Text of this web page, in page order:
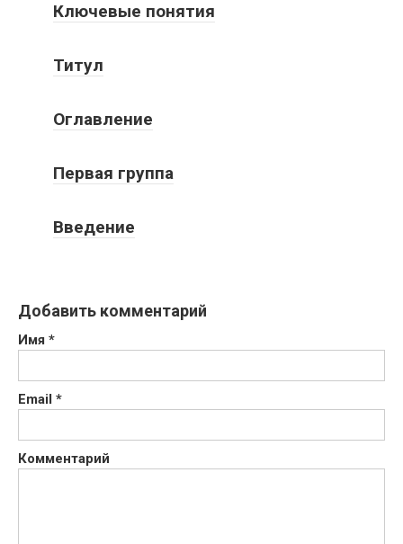
Ключевые понятия
Титул
Оглавление
Первая группа
Введение
Добавить комментарий
Имя *
Email *
Комментарий